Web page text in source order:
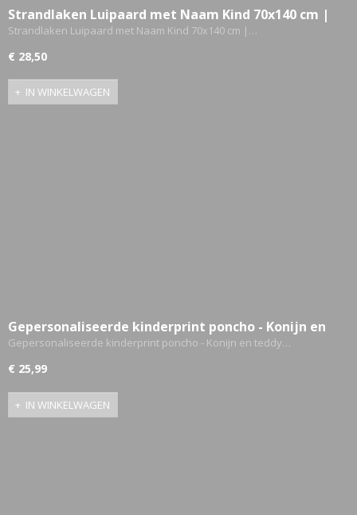
Strandlaken Luipaard met Naam Kind 70x140 cm |
Gepersonaliseerde Badhanddoek | Livingstickers
Strandlaken Luipaard met Naam Kind 70x140 cm |…
€ 28,50
IN WINKELWAGEN
Gepersonaliseerde kinderprint poncho - Konijn en
teddy ballerina
Gepersonaliseerde kinderprint poncho - Konijn en teddy…
€ 25,99
IN WINKELWAGEN